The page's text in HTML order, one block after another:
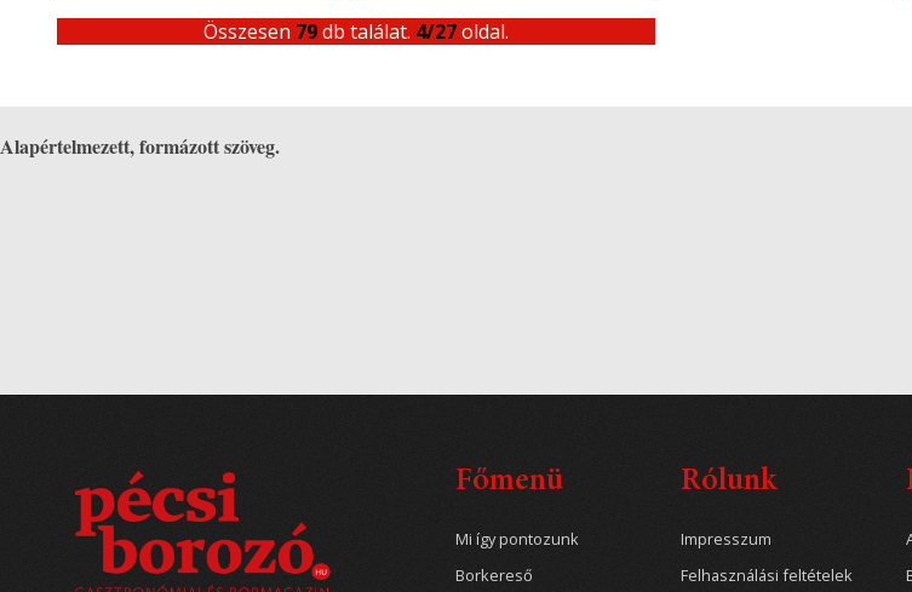
Összesen 79db találat. 4/27oldal.
Alapértelmezett, formázott szöveg.
Főmenü
Mi így pontozunk
Borkereső
Rólunk
Impresszum
Felhasználási feltételek